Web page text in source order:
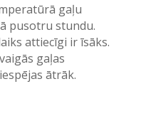
gaļu
pusotru stundu.
attiecīgi ir īsāks.
gaļas
ātrāk.